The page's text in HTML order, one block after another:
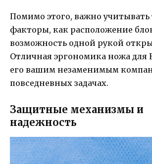
Помимо этого, важно учитывать
факторы, как расположение
возможность одной рукой
Отличная эргономика ножа для
его вашим незаменимым
повседневных задачах.
Защитные механизмы и
надежность